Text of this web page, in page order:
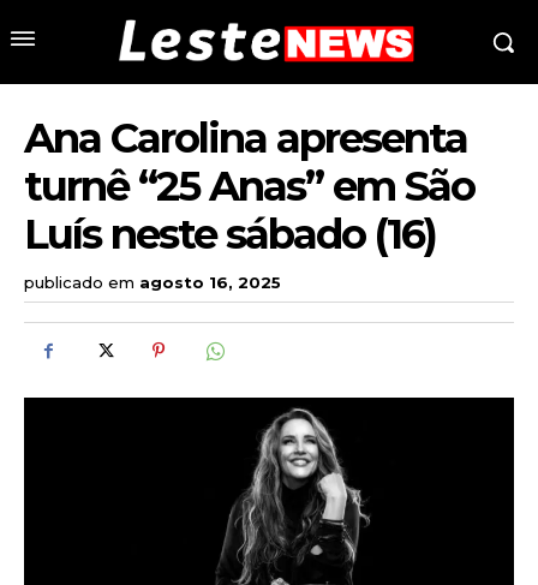
Ana Carolina apresenta
turnê “25 Anas” em São
Luís neste sábado (16)
publicado em agosto 16, 2025